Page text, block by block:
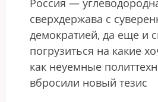
Россия —
сверхдержава с
демократией, да еще и
погрузиться на какие
как неуемные
вбросили новый тезис